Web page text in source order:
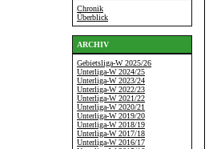
Chronik
Überblick
ARCHIV
Gebietsliga-W 2025/26
Unterliga-W 2024/25
Unterliga-W 2023/24
Unterliga-W 2022/23
Unterliga-W 2021/22
Unterliga-W 2020/21
Unterliga-W 2019/20
Unterliga-W 2018/19
Unterliga-W 2017/18
Unterliga-W 2016/17